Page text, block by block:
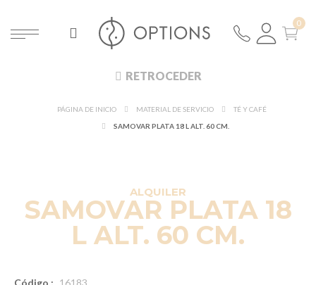
RETROCEDER
PÁGINA DE INICIO MATERIAL DE SERVICIO
TÉ Y CAFÉ
SAMOVAR PLATA 18 L ALT. 60 CM.
ALQUILER
SAMOVAR PLATA 18
L ALT. 60 CM.
Código : 16183